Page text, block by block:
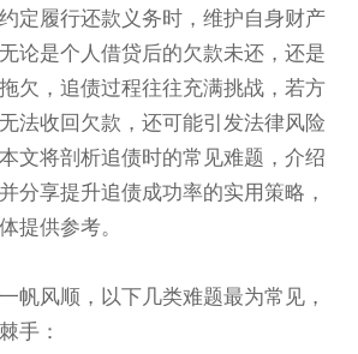
定履行还款义务时，维护自身财产
论是个人借贷后的欠款未还，还是
欠，追债过程往往充满挑战，若方
法收回欠款，还可能引发法律风险
文将剖析追债时的常见难题，介绍
分享提升追债成功率的实用策略，
提供参考。
帆风顺，以下几类难题最为常见，
手：